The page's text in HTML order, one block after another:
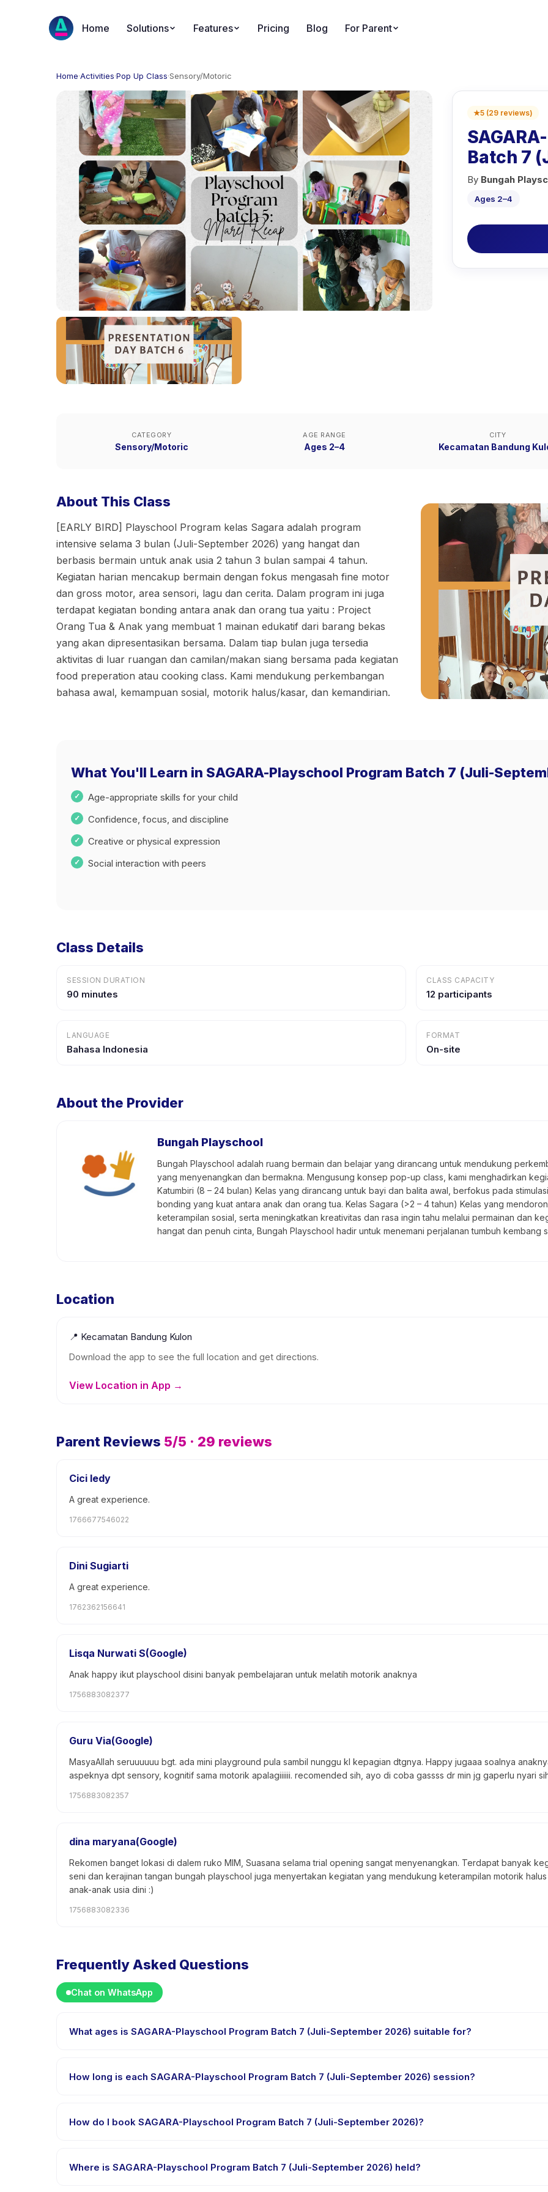
Home Solutions Features Pricing Blog For Parent
Home·Activities·Pop Up Class·Sensory/Motoric
★5 (29 reviews)
Batch 7
By Bungah
Ages 2–4
CATEGORY
Sensory/Motoric
AGE RANGE
Ages 2–4
CITY
Kecamatan Bandung
About This Class
[EARLY BIRD] Playschool Program kelas Sagara adalah program
intensive selama 3 bulan (Juli-September 2026) yang hangat dan
berbasis bermain untuk anak usia 2 tahun 3 bulan sampai 4 tahun.
Kegiatan harian mencakup bermain dengan fokus mengasah fine motor
dan gross motor, area sensori, lagu dan cerita. Dalam program ini juga
terdapat kegiatan bonding antara anak dan orang tua yaitu : Project
Orang Tua & Anak yang membuat 1 mainan edukatif dari barang bekas
yang akan dipresentasikan bersama. Dalam tiap bulan juga tersedia
aktivitas di luar ruangan dan camilan/makan siang bersama pada kegiatan
food preperation atau cooking class. Kami mendukung perkembangan
bahasa awal, kemampuan sosial, motorik halus/kasar, dan kemandirian.
What You'll Learn in SAGARA-Playschool Program Batch 7 (Juli-
Age-appropriate skills for your child
Confidence, focus, and discipline
Creative or physical expression
Social interaction with peers
Class Details
SESSION DURATION
90 minutes
CLASS CAPACITY
12 participants
LANGUAGE
Bahasa Indonesia
FORMAT
On-site
About the Provider
Bungah Playschool
Bungah Playschool adalah ruang bermain dan belajar yang dirancang untuk mendukung
yang menyenangkan dan bermakna. Mengusung konsep pop-up class, kami menghadirkan
Katumbiri (8 – 24 bulan) Kelas yang dirancang untuk bayi dan balita awal, berfokus pada
bonding yang kuat antara anak dan orang tua. Kelas Sagara (>2 – 4 tahun) Kelas yang
keterampilan sosial, serta meningkatkan kreativitas dan rasa ingin tahu melalui permainan dan
hangat dan penuh cinta, Bungah Playschool hadir untuk menemani perjalanan tumbuh
Location
📍 Kecamatan Bandung Kulon
Download the app to see the full location and get directions.
View Location in App →
Parent Reviews 5/5 · 29 reviews
Cici ledy
A great experience.
1766677546022
Dini Sugiarti
A great experience.
1762362156641
Lisqa Nurwati S(Google)
Anak happy ikut playschool disini banyak pembelajaran untuk melatih motorik anaknya
1756883082377
Guru Via(Google)
MasyaAllah seruuuuuu bgt. ada mini playground pula sambil nunggu kl kepagian dtgnya. Happy jugaaa soalnya
aspeknya dpt sensory, kognitif sama motorik apalagiiiiii. recomended sih, ayo di coba gassss dr min jg gaperlu nyari
1756883082357
dina maryana(Google)
Rekomen banget lokasi di dalem ruko MIM, Suasana selama trial opening sangat menyenangkan. Terdapat banyak
seni dan kerajinan tangan bungah playschool juga menyertakan kegiatan yang mendukung keterampilan motorik
anak-anak usia dini :)
1756883082336
Frequently Asked Questions
Chat on WhatsApp
What ages is SAGARA-Playschool Program Batch 7 (Juli-September 2026) suitable for?
within this age range so every child is appropriately challenged.
How long is each SAGARA-Playschool Program Batch 7 (Juli-September 2026) session?
How do I book SAGARA-Playschool Program Batch 7 (Juli-September 2026)?
will receive a confirmation message right after payment is processed.
Where is SAGARA-Playschool Program Batch 7 (Juli-September 2026) held?